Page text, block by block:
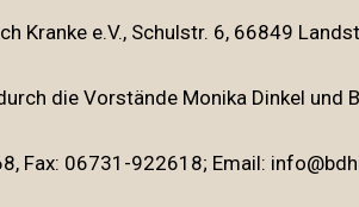
Kranke e.V., Schulstr. 6, 66849
die Vorstände Monika Dinkel und
Fax: 06731-922618; Email: